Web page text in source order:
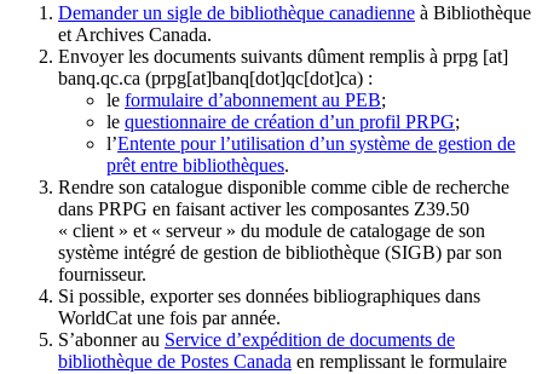
Demander un sigle de bibliothèque canadienne à Bibliothèque
et Archives Canada.
Envoyer les documents suivants dûment remplis à prpg [at]
banq.qc.ca (prpg[at]banq[dot]qc[dot]ca) :
le formulaire d’abonnement au PEB;
le questionnaire de création d’un profil PRPG;
l’Entente pour l’utilisation d’un système de gestion de
prêt entre bibliothèques.
Rendre son catalogue disponible comme cible de recherche
dans PRPG en faisant activer les composantes Z39.50
« client » et « serveur » du module de catalogage de son
système intégré de gestion de bibliothèque (SIGB) par son
fournisseur.
Si possible, exporter ses données bibliographiques dans
WorldCat une fois par année.
S’abonner au Service d’expédition de documents de
bibliothèque de Postes Canada en remplissant le formulaire